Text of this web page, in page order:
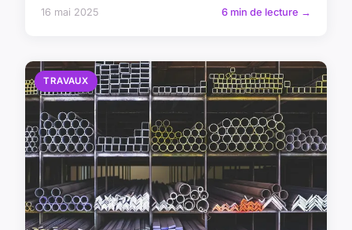
16 mai 2025 6 min de lecture →
TRAVAUX